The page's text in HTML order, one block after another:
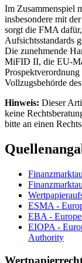
Im Zusammenspiel
insbesondere mit der
sorgt die FMA
Aufsichtsstandards
Die zunehmende
MiFID II, die EU-
Vollzugsbehörde
Hinweis: Dieser
keine
bitte an einen
ESMA -
EBA -
EIOPA -
Authority